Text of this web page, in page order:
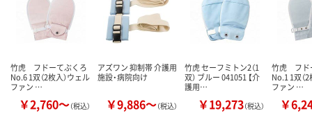
竹虎 フドーてぶくろ
No.6 1双（2枚入）ウェル
ファン …
￥2,760～（税込）
アズワン 抑制帯 介護用
施設・病院向け
￥9,886～（税込）
竹虎 セーフミトン2（1
双） ブルー 041051 【介
護用…
￥19,273（税込）
竹虎 フド
No.1 1双（
ファン …
￥